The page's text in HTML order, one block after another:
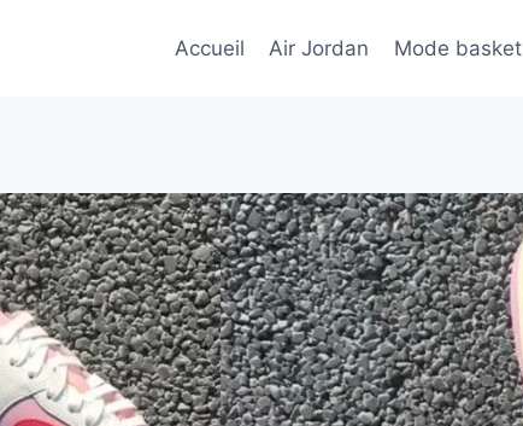
Accueil Air Jordan Mode basket